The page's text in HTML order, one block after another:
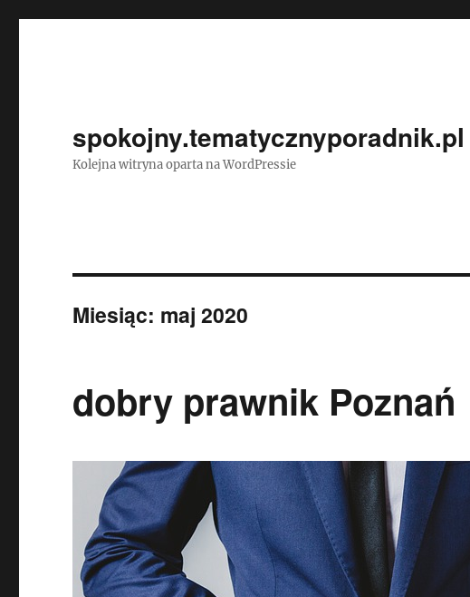
spokojny.tematycznyporadnik.pl
Kolejna witryna oparta na WordPressie
Miesiąc: maj 2020
dobry prawnik Poznań